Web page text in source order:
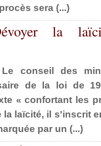
sera (...)
la
conseil des
de la loi de
« confortant les
laïcité, il s'inscrit
par un (...)